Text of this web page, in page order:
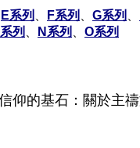
E系列 F系列 G系列
列 N系列 O系列
仰的基石：關於主